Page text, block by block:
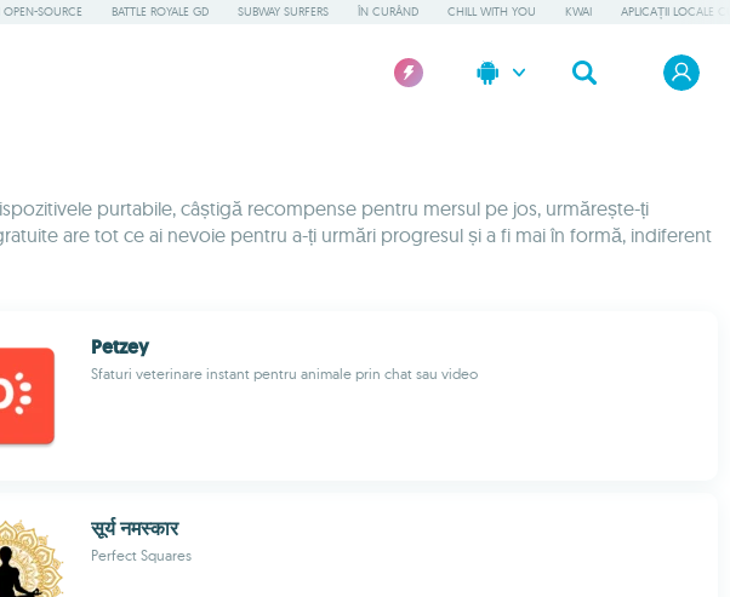
OPEN-SOURCE BATTLE ROYALE GD SUBWAY SURFERS ÎN CURÂND CHILL WITH YOU KWAI APLICAȚII LOCALE
purtabile, câștigă recompense pentru mersul pe jos, urmărește-ți
are tot ce ai nevoie pentru a-ți urmări progresul și a fi mai în formă, indiferent
Petzey
Sfaturi veterinare instant pentru animale prin chat sau video
सूर्य नमस्कार
Perfect Squares